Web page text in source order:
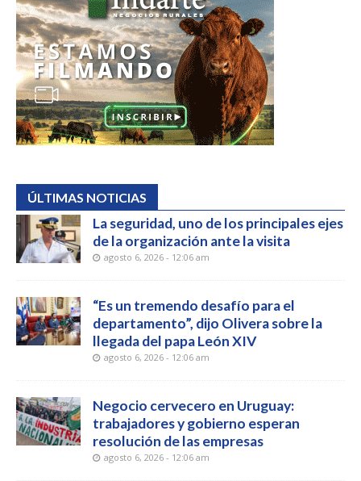
ÚLTIMAS NOTICIAS
La seguridad, uno de los principales ejes
de la organización ante la visita
agosto 6, 2026 - 12:06 am
“Es un tremendo desafío para el
departamento”, dijo Olivera sobre la
llegada del papa León XIV
agosto 6, 2026 - 12:06 am
Negocio cervecero en Uruguay:
trabajadores y gobierno esperan
resolución de las empresas
agosto 6, 2026 - 12:06 am